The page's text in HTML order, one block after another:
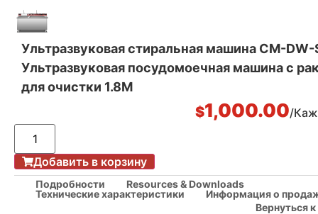
Комплексные решения для кухни
Главная
/
Ультразвуковая стиральная машина CM-DW-S18 Ультразвуковая
посудомоечная машина с раковиной для очистки 1.8M
Ультразвуковая стиральная машина CM-DW-
Ультразвуковая посудомоечная машина с
для очистки 1.8M
$1,000.00/
Добавить в корзину
Подробности
Resources & Downloads
Технические характеристики
Информация о
Вернуться